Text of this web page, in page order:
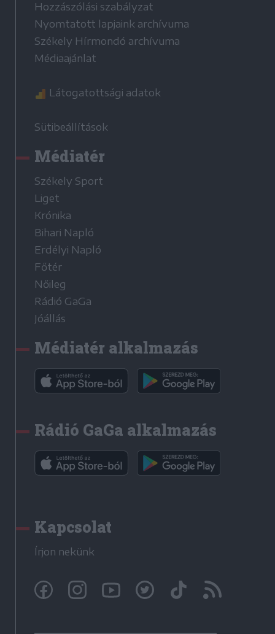
Hozzászólási szabályzat
Nyomtatott lapjaink archívuma
Székely Hírmondó archívuma
Médiaajánlat
Látogatottsági adatok
Sütibeállítások
Médiatér
Székely Sport
Liget
Krónika
Bihari Napló
Erdélyi Napló
Főtér
Nőileg
Rádió GaGa
Jóállás
Médiatér alkalmazás
Rádió GaGa alkalmazás
Kapcsolat
Írjon nekünk